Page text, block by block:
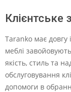
Клієнтське
Taranko має довгу
меблі
якість, стиль та
обслуговування
допомоги в